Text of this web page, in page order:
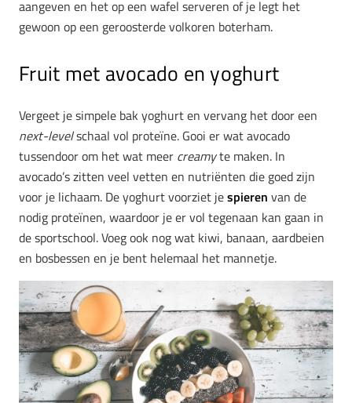
aangeven en het op een wafel serveren of je legt het
gewoon op een geroosterde volkoren boterham.
Fruit met avocado en yoghurt
Vergeet je simpele bak yoghurt en vervang het door een
next-levelschaal vol proteïne. Gooi er wat avocado
tussendoor om het wat meer creamyte maken. In
avocado’s zitten veel vetten en nutriënten die goed zijn
voor je lichaam. De yoghurt voorziet jespieren van de
nodig proteïnen, waardoor je er vol tegenaan kan gaan in
de sportschool. Voeg ook nog wat kiwi, banaan, aardbeien
en bosbessen en je bent helemaal het mannetje.